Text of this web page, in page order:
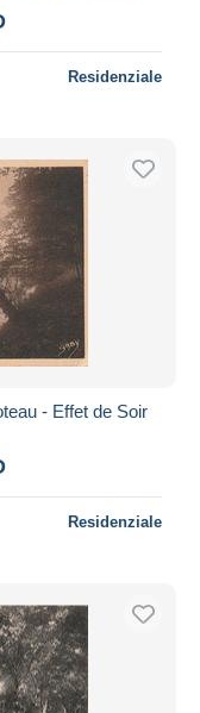
Residenziale
- Effet de Soir
Residenziale